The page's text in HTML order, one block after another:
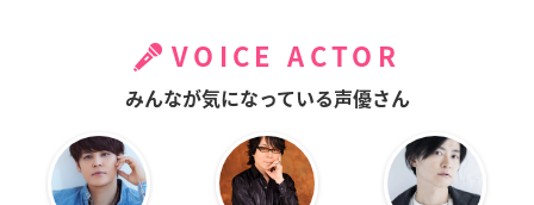
VOICE ACTOR
みんなが気になっている声優さん